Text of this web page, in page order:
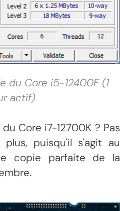
du Core i5-12400F (1
actif)
Core i7-12700K ? Pas
puisqu'il s'agit au
copie parfaite de la